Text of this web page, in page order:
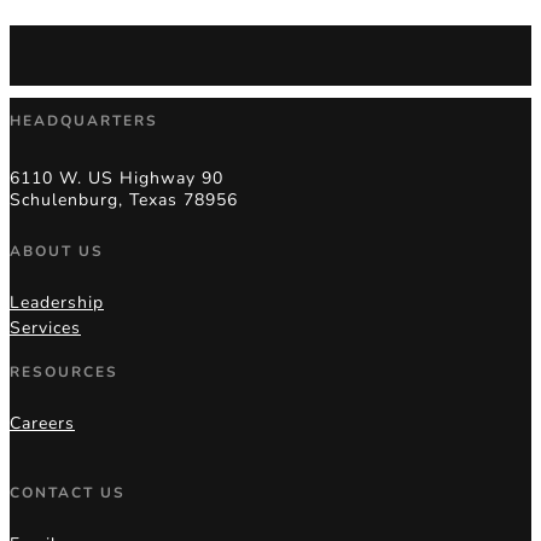
HEADQUARTERS
6110 W. US Highway 90
Schulenburg, Texas 78956
ABOUT US
Leadership
Services
RESOURCES
Careers
CONTACT US